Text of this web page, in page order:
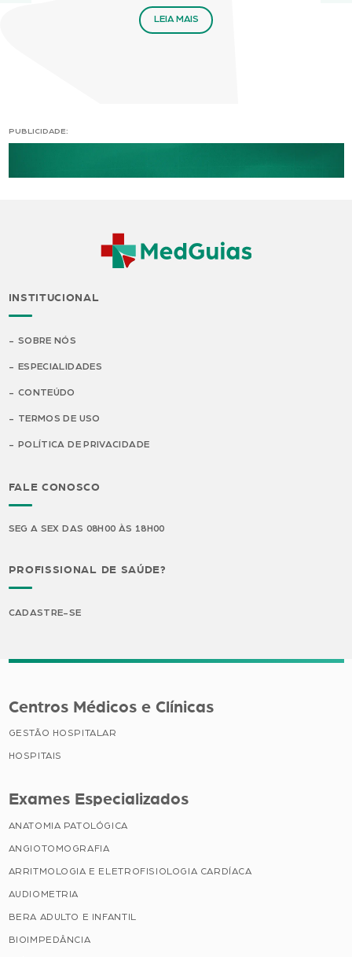
LEIA MAIS
PUBLICIDADE:
INSTITUCIONAL
SOBRE NÓS
ESPECIALIDADES
CONTEÚDO
TERMOS DE USO
POLÍTICA DE PRIVACIDADE
FALE CONOSCO
SEG A SEX DAS 08H00 ÀS 18H00
PROFISSIONAL DE SAÚDE?
CADASTRE-SE
Centros Médicos e Clínicas
GESTÃO HOSPITALAR
HOSPITAIS
Exames Especializados
ANATOMIA PATOLÓGICA
ANGIOTOMOGRAFIA
ARRITMOLOGIA E ELETROFISIOLOGIA CARDÍACA
AUDIOMETRIA
BERA ADULTO E INFANTIL
BIOIMPEDÂNCIA